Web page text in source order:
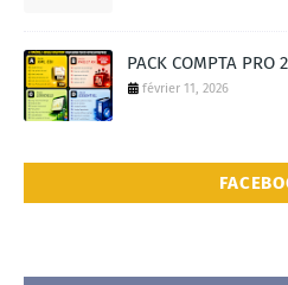
PACK COMPTA PRO
février 11, 2026